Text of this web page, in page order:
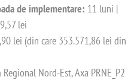
de implementare: 11 luni |
lei
lei (din care 353.571,86 lei din
Nord-Est, Axa PRNE_P2